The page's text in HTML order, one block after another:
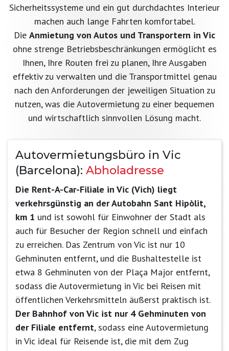
Sicherheitssysteme und ein gut durchdachtes Interieur
machen auch lange Fahrten komfortabel.
Die Anmietung von Autos und Transportern in Vic
ohne strenge Betriebsbeschränkungen ermöglicht es
Ihnen, Ihre Routen frei zu planen, Ihre Ausgaben
effektiv zu verwalten und die Transportmittel genau
nach den Anforderungen der jeweiligen Situation zu
nutzen, was die Autovermietung zu einer bequemen
und wirtschaftlich sinnvollen Lösung macht.
Autovermietungsbüro in Vic
(Barcelona): Abholadresse
Die Rent-A-Car-Filiale in Vic (Vich) liegt
verkehrsgünstig an der Autobahn Sant Hipòlit,
km 1 und ist sowohl für Einwohner der Stadt als
auch für Besucher der Region schnell und einfach
zu erreichen. Das Zentrum von Vic ist nur 10
Gehminuten entfernt, und die Bushaltestelle ist
etwa 8 Gehminuten von der Plaça Major entfernt,
sodass die Autovermietung in Vic bei Reisen mit
öffentlichen Verkehrsmitteln äußerst praktisch ist.
Der Bahnhof von Vic ist nur 4 Gehminuten von
der Filiale entfernt, sodass eine Autovermietung
in Vic ideal für Reisende ist, die mit dem Zug